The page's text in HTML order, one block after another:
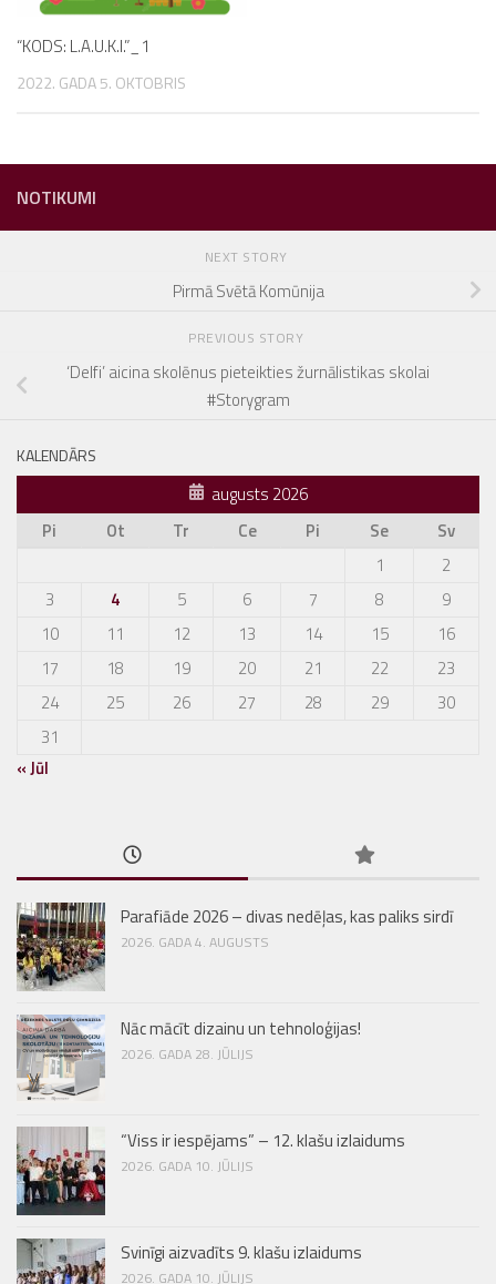
“KODS: L.A.U.K.I.”_1
2022. GADA 5. OKTOBRIS
NOTIKUMI
NEXT STORY
Pirmā Svētā Komūnija
PREVIOUS STORY
‘Delfi’ aicina skolēnus pieteikties žurnālistikas skolai
#Storygram
KALENDĀRS
augusts 2026
Pi
Ot Tr Ce Pi Se
Sv
1
2
3
4 5 6 7 8
9
10
11 12 13 14 15
16
17
18 19 20 21 22
23
24
25 26 27 28 29
30
31
« Jūl
Parafiāde 2026 – divas nedēļas, kas paliks sirdī
2026. GADA 4. AUGUSTS
Nāc mācīt dizainu un tehnoloģijas!
2026. GADA 28. JŪLIJS
“Viss ir iespējams” – 12. klašu izlaidums
2026. GADA 10. JŪLIJS
Svinīgi aizvadīts 9. klašu izlaidums
2026. GADA 10. JŪLIJS